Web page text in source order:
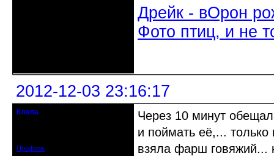
Дрейк - вОрон
Фото птиц, и не
2012-12-03 23:16:17
Клепа
Профиль
Через 10 минут
и поймать её,...
взяла фарш говяжий...